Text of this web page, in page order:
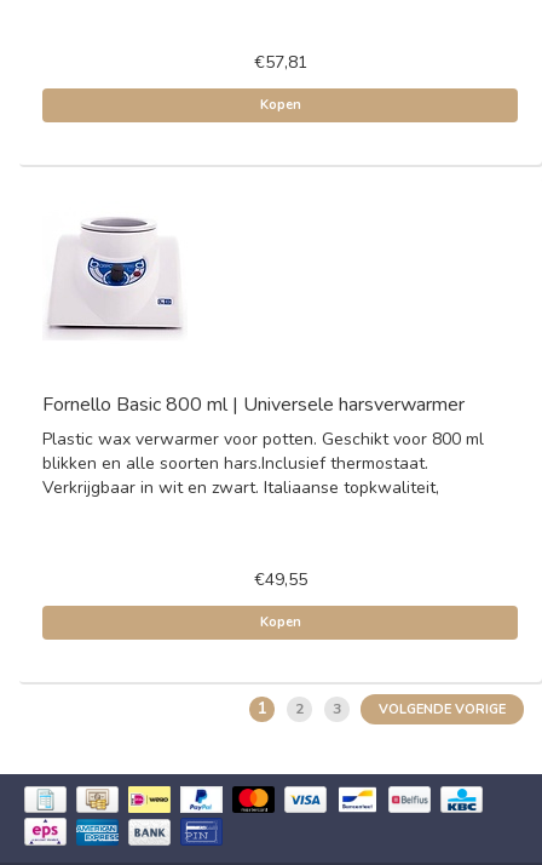
€57,81
Kopen
Fornello Basic 800 ml | Universele harsverwarmer
Plastic wax verwarmer voor potten. Geschikt voor 800 ml
blikken en alle soorten hars.Inclusief thermostaat.
Verkrijgbaar in wit en zwart. Italiaanse topkwaliteit,
€49,55
Kopen
1 2 3 VOLGENDE VORIGE